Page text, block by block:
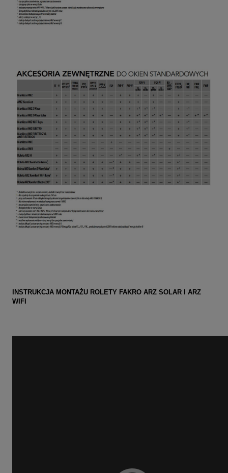
INSTRUKCJA MONTAŻU ROLETY FAKRO ARZ SOLAR I ARZ
WIFI